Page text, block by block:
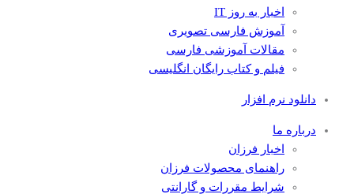
اخبار به روز IT
آموزش فارسی تصویری
مقالات آموزشی فارسی
فیلم و کتاب رایگان انگلیسی
دانلود نرم افزار
درباره ما
اخبار فرزان
راهنمای محصولات فرزان
شرایط مقررات و گارانتی